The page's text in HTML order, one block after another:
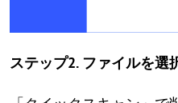
ステップ2. ファイルを選